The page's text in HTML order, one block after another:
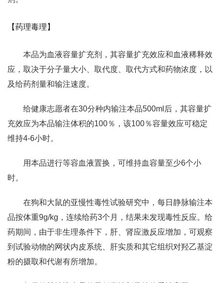
【药理毒理】
本品为血液容量扩充剂，其容量扩充效应和血液稀释效
应，取决于分子量大小、取代度、取代方式和药物浓度，以
及给药剂量和输注速度。
给健康志愿者在30分种内输注本品500ml后，其容量扩
充效应为本品输注体积的100％，该100％容量效应可稳定
维持4-6小时。
用本品进行等容血液置换，可维持血容量至少6个小
时。
在狗和大鼠的亚慢性毒性试验研究中，每日静脉输注本
品按体重9g/kg，连续给药3个月，结果未发现毒性反应。给
药期间，由于非生理条件下，肝、肾应激反应增加，可观察
到试验动物的网状内皮系统、肝实质和其它组织对羟乙基淀
粉的摄取和代谢有所增加。